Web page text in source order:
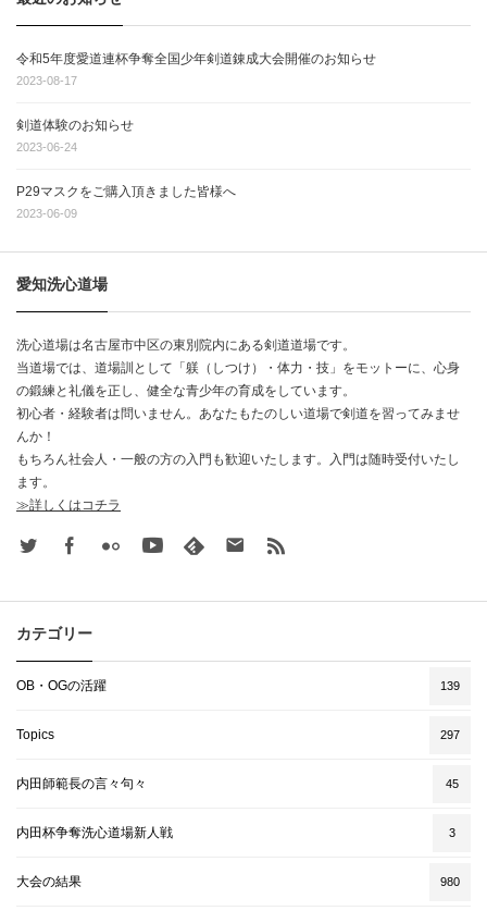
令和5年度愛道連杯争奪全国少年剣道錬成大会開催のお知らせ
2023-08-17
剣道体験のお知らせ
2023-06-24
P29マスクをご購入頂きました皆様へ
2023-06-09
愛知洗心道場
洗心道場は名古屋市中区の東別院内にある剣道道場です。
当道場では、道場訓として「躾（しつけ）・体力・技」をモットーに、心身
の鍛練と礼儀を正し、健全な青少年の育成をしています。
初心者・経験者は問いません。あなたもたのしい道場で剣道を習ってみませ
んか！
もちろん社会人・一般の方の入門も歓迎いたします。入門は随時受付いたし
ます。
≫詳しくはコチラ
Twitter FacebookFlickr Youtube feedly Contact
カテゴリー
OB・OGの活躍 139
Topics 297
内田師範長の言々句々 45
内田杯争奪洗心道場新人戦 3
大会の結果 980